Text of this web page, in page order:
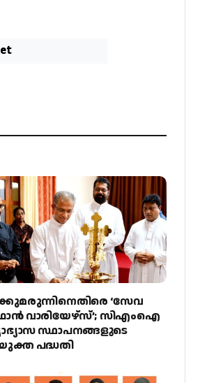
‘സേവ
വാരിയേഴ്‌സ്’; സിഎംഐ
സ്ഥാപനങ്ങളുടെ
പദ്ധതി